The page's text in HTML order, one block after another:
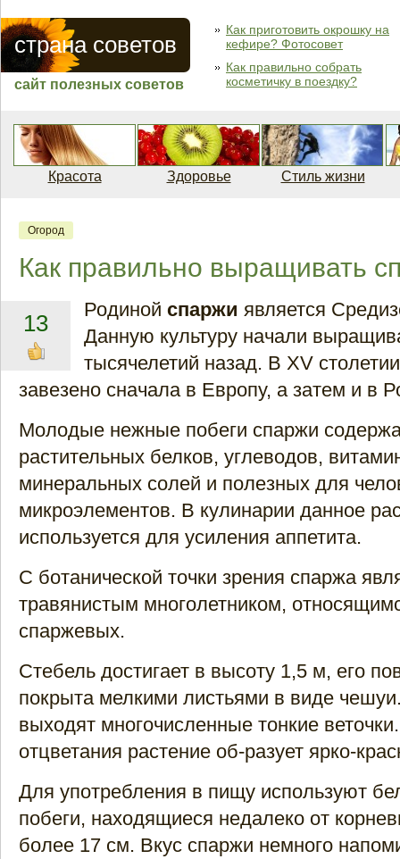
страна советов
сайт полезных советов
Как приготовить окрошку на
кефире? Фотосовет
Как правильно собрать
косметичку в поездку?
Красота Здоровье Стиль жизни
Огород
Как правильно выращивать
13
Родиной спаржи является
Данную культуру начали
тысячелетий назад. В XV
завезено сначала в Европу, а затем и в
Молодые нежные побеги спаржи
растительных белков, углеводов,
минеральных солей и полезных для
микроэлементов. В кулинарии данное
используется для усиления аппетита.
С ботанической точки зрения спаржа
травянистым многолетником,
спаржевых.
Стебель достигает в высоту 1,5 м, его
покрыта мелкими листьями в виде
выходят многочисленные тонкие
отцветания растение об-разует ярко-
Для употребления в пищу используют
побеги, находящиеся недалеко от
более 17 см. Вкус спаржи немного